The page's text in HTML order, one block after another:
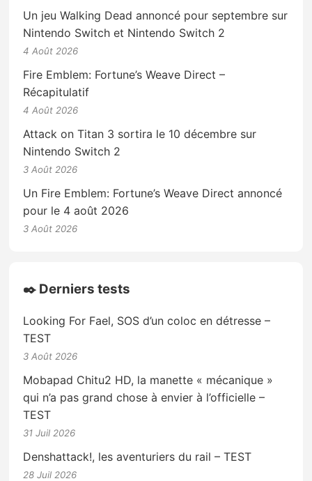
Un jeu Walking Dead annoncé pour septembre sur
Nintendo Switch et Nintendo Switch 2
4 Août 2026
Fire Emblem: Fortune’s Weave Direct –
Récapitulatif
4 Août 2026
Attack on Titan 3 sortira le 10 décembre sur
Nintendo Switch 2
3 Août 2026
Un Fire Emblem: Fortune’s Weave Direct annoncé
pour le 4 août 2026
3 Août 2026
✒️ Derniers tests
Looking For Fael, SOS d’un coloc en détresse –
TEST
3 Août 2026
Mobapad Chitu2 HD, la manette « mécanique »
qui n’a pas grand chose à envier à l’officielle –
TEST
31 Juil 2026
Denshattack!, les aventuriers du rail – TEST
28 Juil 2026